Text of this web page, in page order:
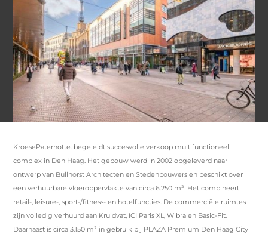
KroesePaternotte. begeleidt succesvolle verkoop multifunctioneel
complex in Den Haag. Het gebouw werd in 2002 opgeleverd naar
ontwerp van Bullhorst Architecten en Stedenbouwers en beschikt over
een verhuurbare vloeroppervlakte van circa 6.250 m². Het combineert
retail-, leisure-, sport-/fitness- en hotelfuncties. De commerciële ruimtes
zijn volledig verhuurd aan Kruidvat, ICI Paris XL, Wibra en Basic-Fit.
Daarnaast is circa 3.150 m² in gebruik bij PLAZA Premium Den Haag City